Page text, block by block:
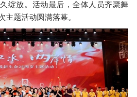
绽放。活动最后，全体人员齐聚舞
主题活动圆满落幕。